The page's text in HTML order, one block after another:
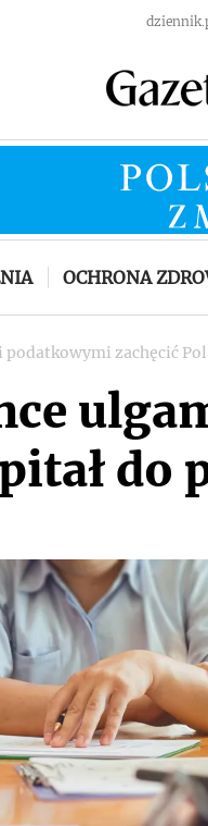
OCHRONA
podatkowymi zachęcić
do